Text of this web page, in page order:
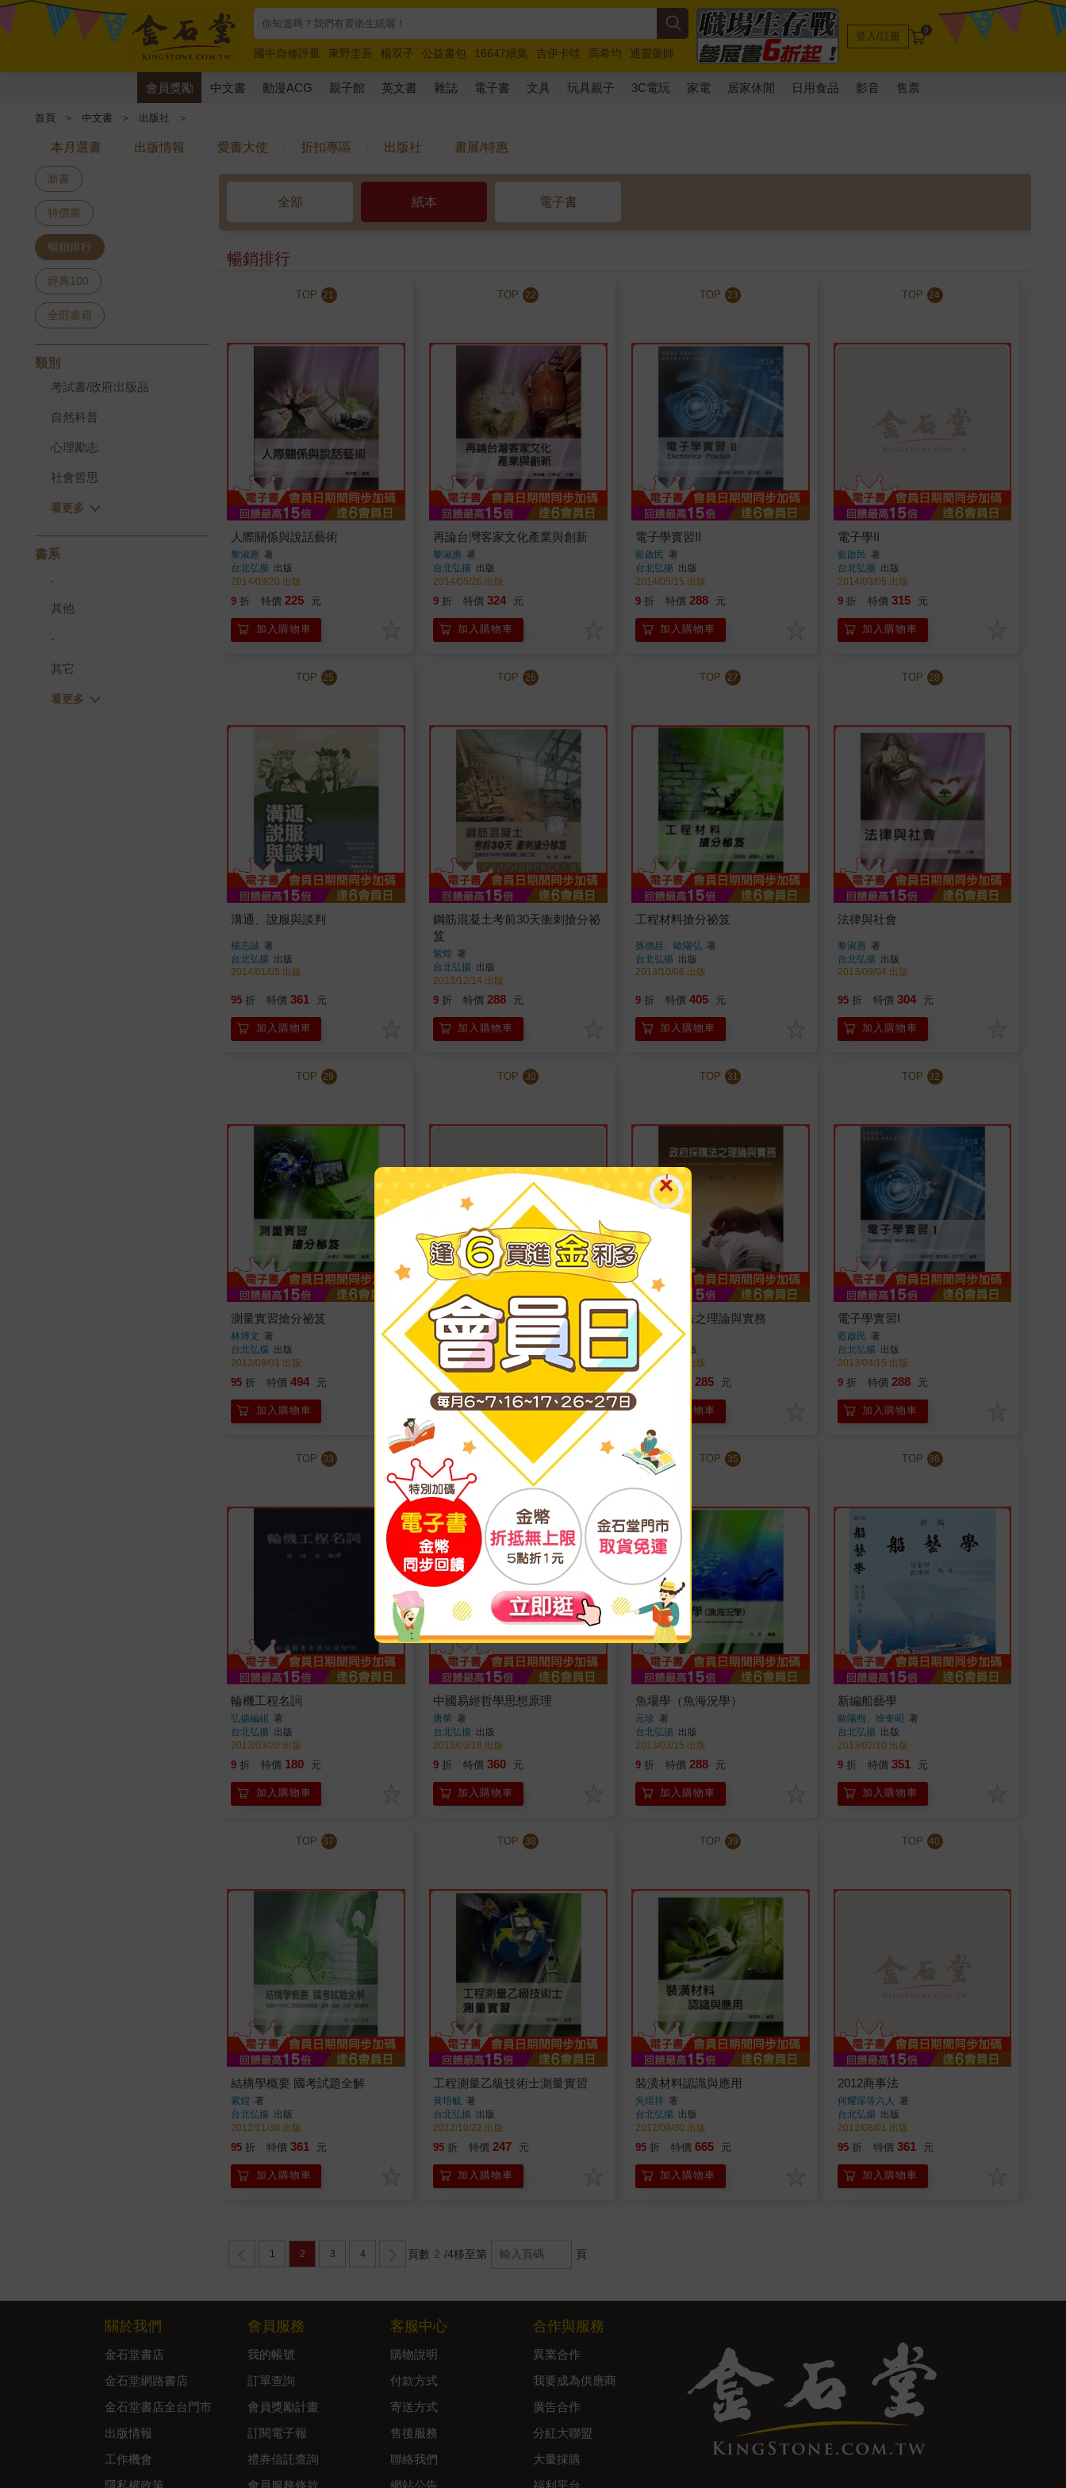
國中自修評量 東野圭吾 楊双子 公益書包 16647續集 吉伊卡哇 高希均
通靈藥師
唯紅花綻放
奧德賽 路邊攤新作 馬斯克 玩具總動員5 超慢跑
登入/註冊 0
會員獎勵 中文書 動漫ACG 親子館 英文書 雜誌 電子書 文具 玩具親子 3C電玩 家電 居家休閒 日用食品 影音 售票
首頁 ＞ 中文書 ＞ 出版社 ＞
本月選書 出版情報 愛書大使 折扣專區 出版社 書展/特惠
新書
特價書
暢銷排行
經典100
全部書籍
類別
考試書/政府出版品
自然科普
心理勵志
社會哲思
書系
.
其他
-
其它
全部 紙本 電子書
暢銷排行
TOP 21
人際關係與說話藝術
黎淑惠 著
台北弘揚 出版
2014/09/20 出版
9 折 特價 225 元
加入購物車
TOP 22
再論台灣客家文化產業與創新
黎淑惠 著
台北弘揚 出版
2014/05/26 出版
9 折 特價 324 元
加入購物車
TOP 23
電子學實習II
藍啟民 著
台北弘揚 出版
2014/05/15 出版
9 折 特價 288 元
加入購物車
TOP 24
電子學II
藍啟民 著
台北弘揚 出版
2014/03/05 出版
9 折 特價 315 元
加入購物車
TOP 25
溝通、說服與談判
楊志誠 著
台北弘揚 出版
2014/01/05 出版
95 折 特價 361 元
加入購物車
TOP 26
鋼筋混凝土考前30天衝刺搶分祕
笈
紫煌 著
台北弘揚 出版
2013/12/14 出版
9 折 特價 288 元
加入購物車
TOP 27
工程材料搶分祕笈
孫德昌、歐陽弘 著
台北弘揚 出版
2013/10/06 出版
9 折 特價 405 元
加入購物車
TOP 28
法律與社會
黎淑惠 著
台北弘揚 出版
2013/09/04 出版
95 折 特價 304 元
加入購物車
TOP 29
測量實習搶分祕笈
林博文 著
台北弘揚 出版
2013/09/01 出版
95 折 特價 494 元
加入購物車
TOP 30
電子學I
藍啟民著
台北弘揚出版
2013/08/11 出版
9 折
加入購物車
TOP 31
政府採購法之理論與實務
陳月端著
台北弘揚出版
2013/06/01 出版
95 285 元
加入購物車
TOP 32
電子學實習I
藍啟民 著
台北弘揚 出版
2013/04/15 出版
9 折 特價 288 元
加入購物車
TOP 33
輪機工程名詞
弘揚編組
著
台北弘揚 出版
2013/03/20 出版
9 折 特價 180 元
加入購物車
TOP 34
中國易經哲學思想原理
唐華著
台北弘揚 出版
2013/03/18 出版
9 折 特價 360 元
加入購物車
TOP 35
魚場學（魚海況學）
元珍 著
台北弘揚 出版
2013/03/15 出版
9 折 特價 288 元
加入購物車
TOP 36
新編船藝學
歐陽煦、徐奎昭 著
台北弘揚 出版
2013/02/10 出版
9 折 特價 351 元
加入購物車
TOP 37
結構學概要 國考試題全解
紫煌 著
台北弘揚 出版
2012/11/30 出版
95 折 特價 361 元
加入購物車
TOP 38
工程測量乙級技術士測量實習
黃培毓著
台北弘揚 出版
2012/10/22 出版
95 折 特價 247 元
加入購物車
TOP 39
裝潢材料認識與應用
吳琨祥 著
台北弘揚 出版
2012/09/30 出版
95 折 特價 665 元
加入購物車
TOP 40
2012商事法
何耀琛等六人 著
台北弘揚 出版
2012/08/01 出版
95 折 特價 361 元
加入購物車
1 2 3 4 頁數 2 /4移至第 頁
關於我們
金石堂書店
金石堂網路書店
金石堂書店全台門市
出版情報
工作機會
隱私權政策
會員服務
我的帳號
訂單查詢
會員獎勵計畫
訂閱電子報
禮券信託查詢
會員服務條款
客服中心
購物說明
付款方式
寄送方式
售後服務
聯絡我們
網站公告
合作與服務
異業合作
我要成為供應商
廣告合作
分紅大聯盟
大量採購
福利平台